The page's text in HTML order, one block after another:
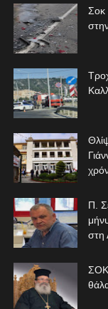
Σοκ
Π.
στη